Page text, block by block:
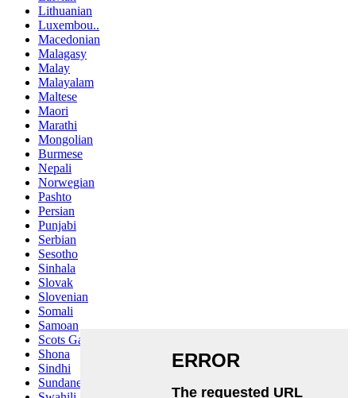
Lithuanian
Luxembou..
Macedonian
Malagasy
Malay
Malayalam
Maltese
Maori
Marathi
Mongolian
Burmese
Nepali
Norwegian
Pashto
Persian
Punjabi
Serbian
Sesotho
Sinhala
Slovak
Slovenian
Somali
Samoan
Scots Gaelic
Shona
Sindhi
Sundanese